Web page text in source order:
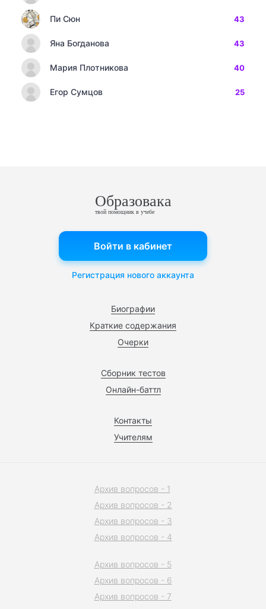
Пи Сюн 43
Яна Богданова 43
Мария Плотникова 40
Егор Сумцов 25
Образовака
твой помощник в учебе
Биографии
Краткие содержания
Очерки
Сборник тестов
Онлайн-баттл
Контакты
Учителям
Войти в кабинет
Регистрация нового аккаунта
Архив вопросов - 1
Архив вопросов - 2
Архив вопросов - 3
Архив вопросов - 4
Архив вопросов - 5
Архив вопросов - 6
Архив вопросов - 7